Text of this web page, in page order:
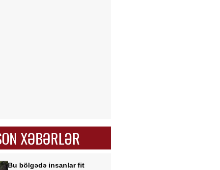
XƏBƏRLƏR
Bu bölgədə insanlar fit